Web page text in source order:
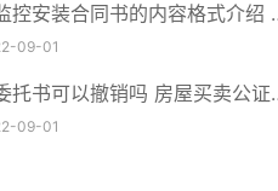
控安装合同书的内容格式介绍 一
包括这些条款
09-01
书可以撤销吗 房屋买卖公证可
撤销
09-01